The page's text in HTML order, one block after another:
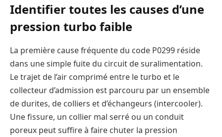
Identifier toutes les causes d’une
pression turbo faible
La première cause fréquente du code P0299 réside
dans une simple fuite du circuit de suralimentation.
Le trajet de l’air comprimé entre le turbo et le
collecteur d’admission est parcouru par un ensemble
de durites, de colliers et d’échangeurs (intercooler).
Une fissure, un collier mal serré ou un conduit
poreux peut suffire à faire chuter la pression